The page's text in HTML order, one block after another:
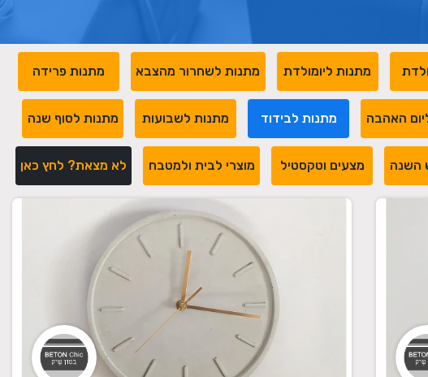
מתנות ליומולדת מתנות לשחרור מהצבא מתנות פרידה
האהבה מתנות לבידוד מתנות לשבועות מתנות לסוף שנה
השנה מצעים וטקסטיל מוצרי לבית ולמטבח לא מצאת? לחץ כאן